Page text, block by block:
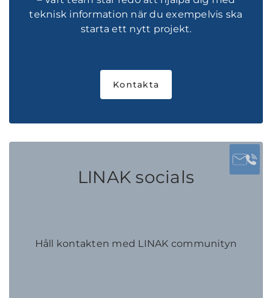
teknisk information när du exempelvis ska
starta ett nytt projekt.
Kontakta
LINAK socials
Håll kontakten med LINAK communityn